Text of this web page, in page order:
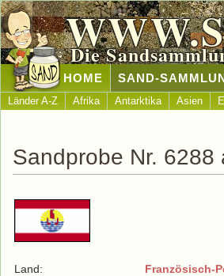
Die
HOME SAND-
Länder A-Z Afrika Antarktika Asien
Sandprobe Nr.
Land: Französisch-